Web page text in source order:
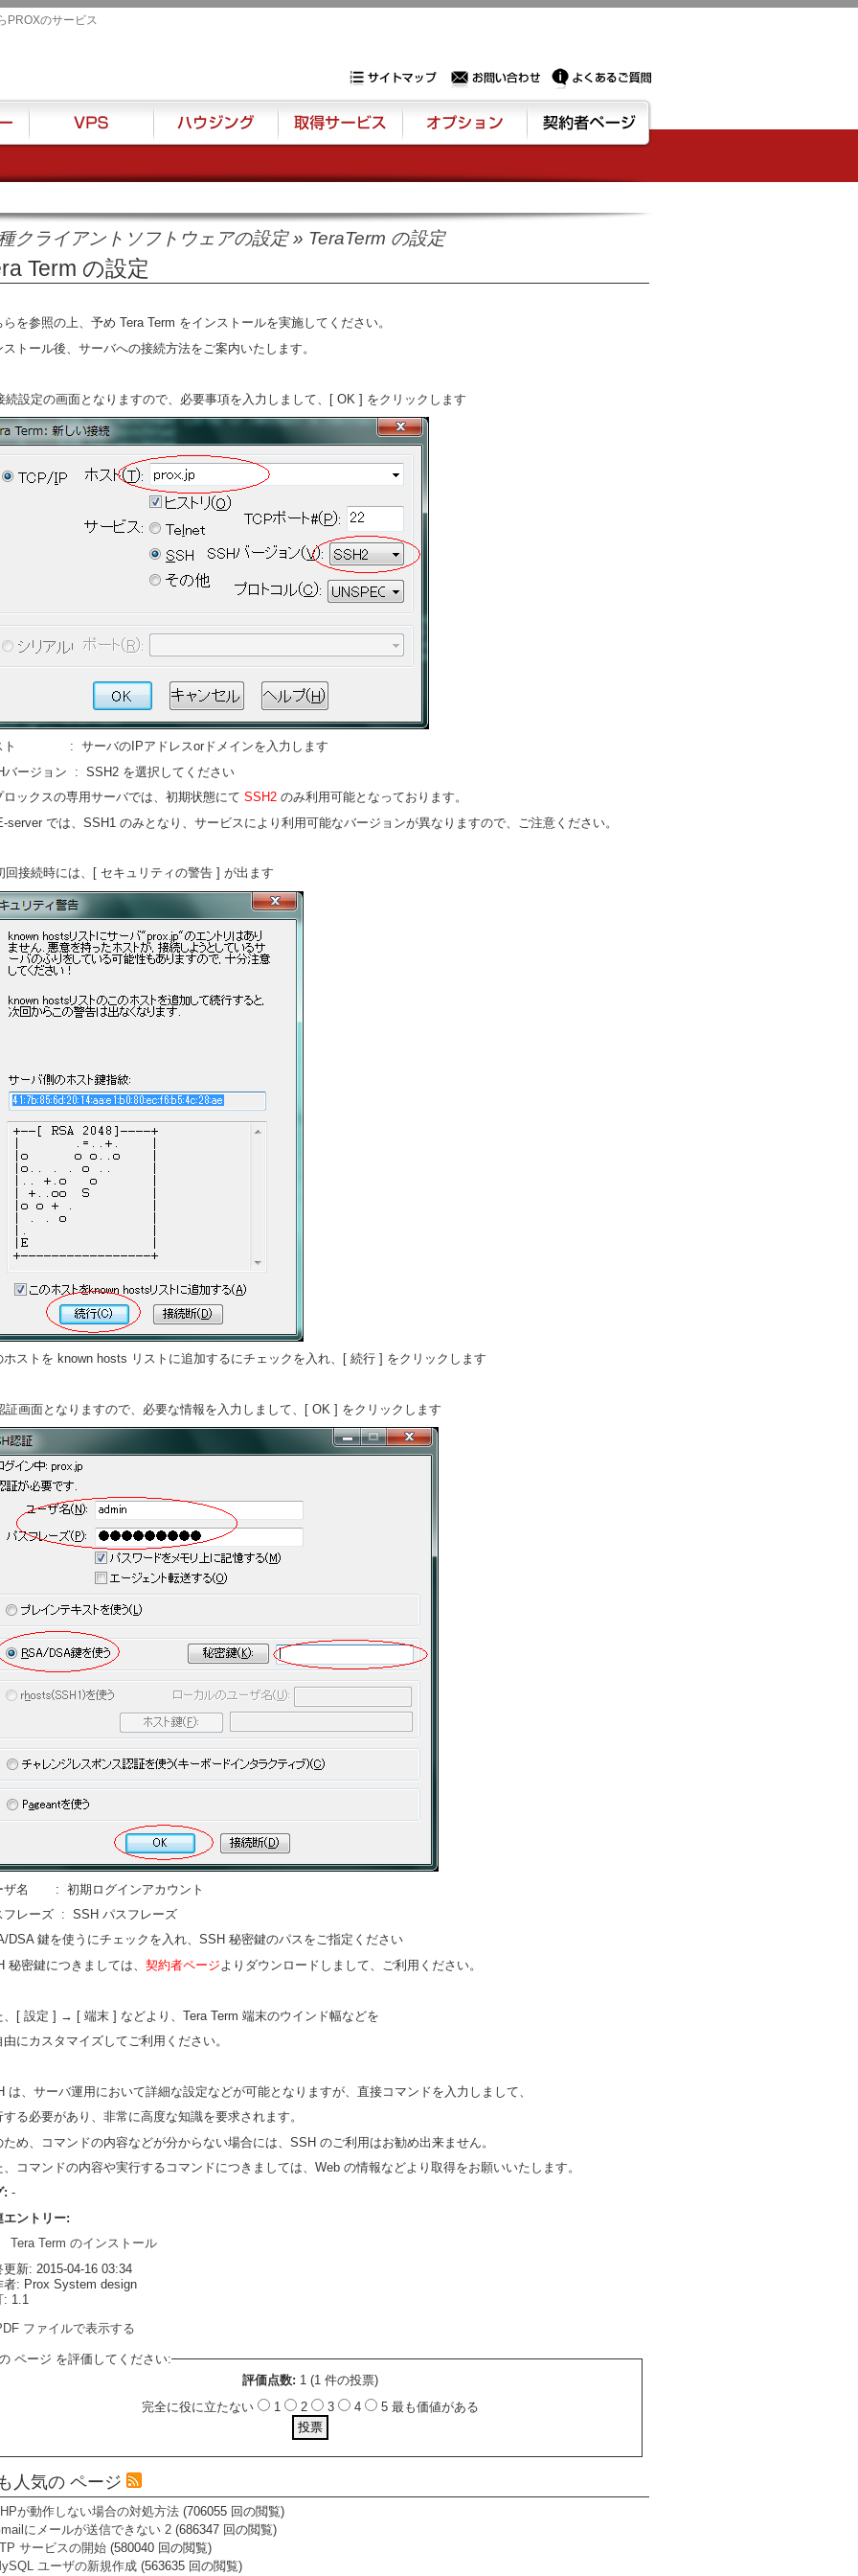
PROXのサービス
クライアントソフトウェアの設定» TeraTerm の設定
Term の設定
ら を参照の上、予め Tera Term をインストールを実施してください。
ストール後、サーバへの接続方法をご案内いたします。
続設定の画面となりますので、必要事項を入力しまして、[ OK ] をクリックします
ト : サーバのIPアドレスorドメインを入力します
バージョン : SSH2 を選択してください
ックスの専用サーバでは、初期状態にて SSH2のみ利用可能となっております。
では、SSH1 のみとなり、サービスにより利用可能なバージョンが異なりますので、ご注意ください。
回接続時には、[ セキュリティの警告 ] が出ます
ホストを known hosts リストに追加するにチェックを入れ、[ 続行 ] をクリックします
証画面となりますので、必要な情報を入力しまして、[ OK ] をクリックします
ザ名 : 初期ログインアカウント
フレーズ : SSH パスフレーズ
DSA 鍵を使うにチェックを入れ、SSH 秘密鍵のパスをご指定ください
秘密鍵につきましては、 契約者ページ よりダウンロードしまして、ご利用ください。
、[ 設定 ] → [ 端末 ] などより、Tera Term 端末のウインド幅などを
由にカスタマイズしてご利用ください。
は、サーバ運用において詳細な設定などが可能となりますが、直接コマンドを入力しまして、
する必要があり、非常に高度な知識を要求されます。
ため、コマンドの内容などが分からない場合には、SSH のご利用はお勧め出来ません。
、コマンドの内容や実行するコマンドにつきましては、Web の情報などより取得をお願いいたします。
: -
エントリー:
Tera Term のインストール
更新: 2015-04-16 03:34
者: Prox System design
: 1.1
ファイルで表示する
ページ を評価してください:
評価点数: 1 (1 件の投票)
完全に役に立たない
1 2 3 4 5 最も価値がある
人気の ページ
が動作しない場合の対処方法(706055 回の閲覧)
にメールが送信できない 2(686347 回の閲覧)
サービスの開始(580040 回の閲覧)
ユーザの新規作成(563635 回の閲覧)
VPS ハウジング 取得サービス オプション 契約者ページ